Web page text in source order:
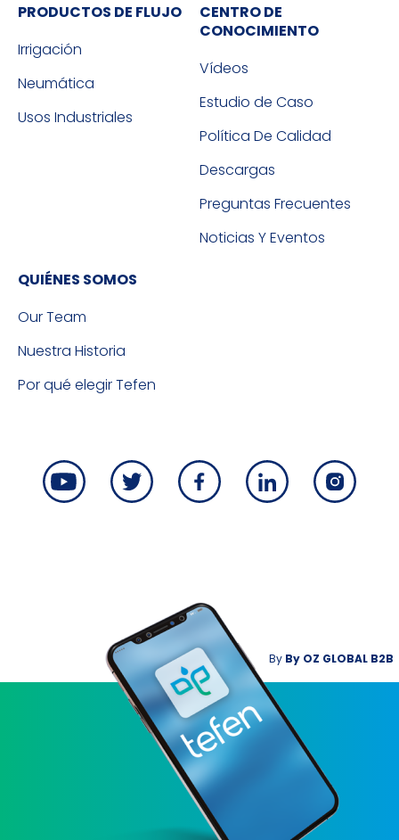
PRODUCTOS DE FLUJO
Irrigación
Neumática
Usos Industriales
CENTRO DE
CONOCIMIENTO
Vídeos
Estudio de Caso
Política De Calidad
Descargas
Preguntas Frecuentes
Noticias Y Eventos
QUIÉNES SOMOS
Our Team
Nuestra Historia
Por qué elegir Tefen
By By OZ GLOBAL B2B